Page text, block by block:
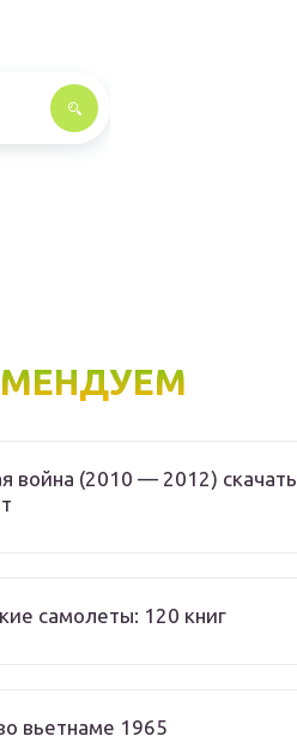
война (2010 — 2012) скачать
самолеты: 120 книг
вьетнаме 1965